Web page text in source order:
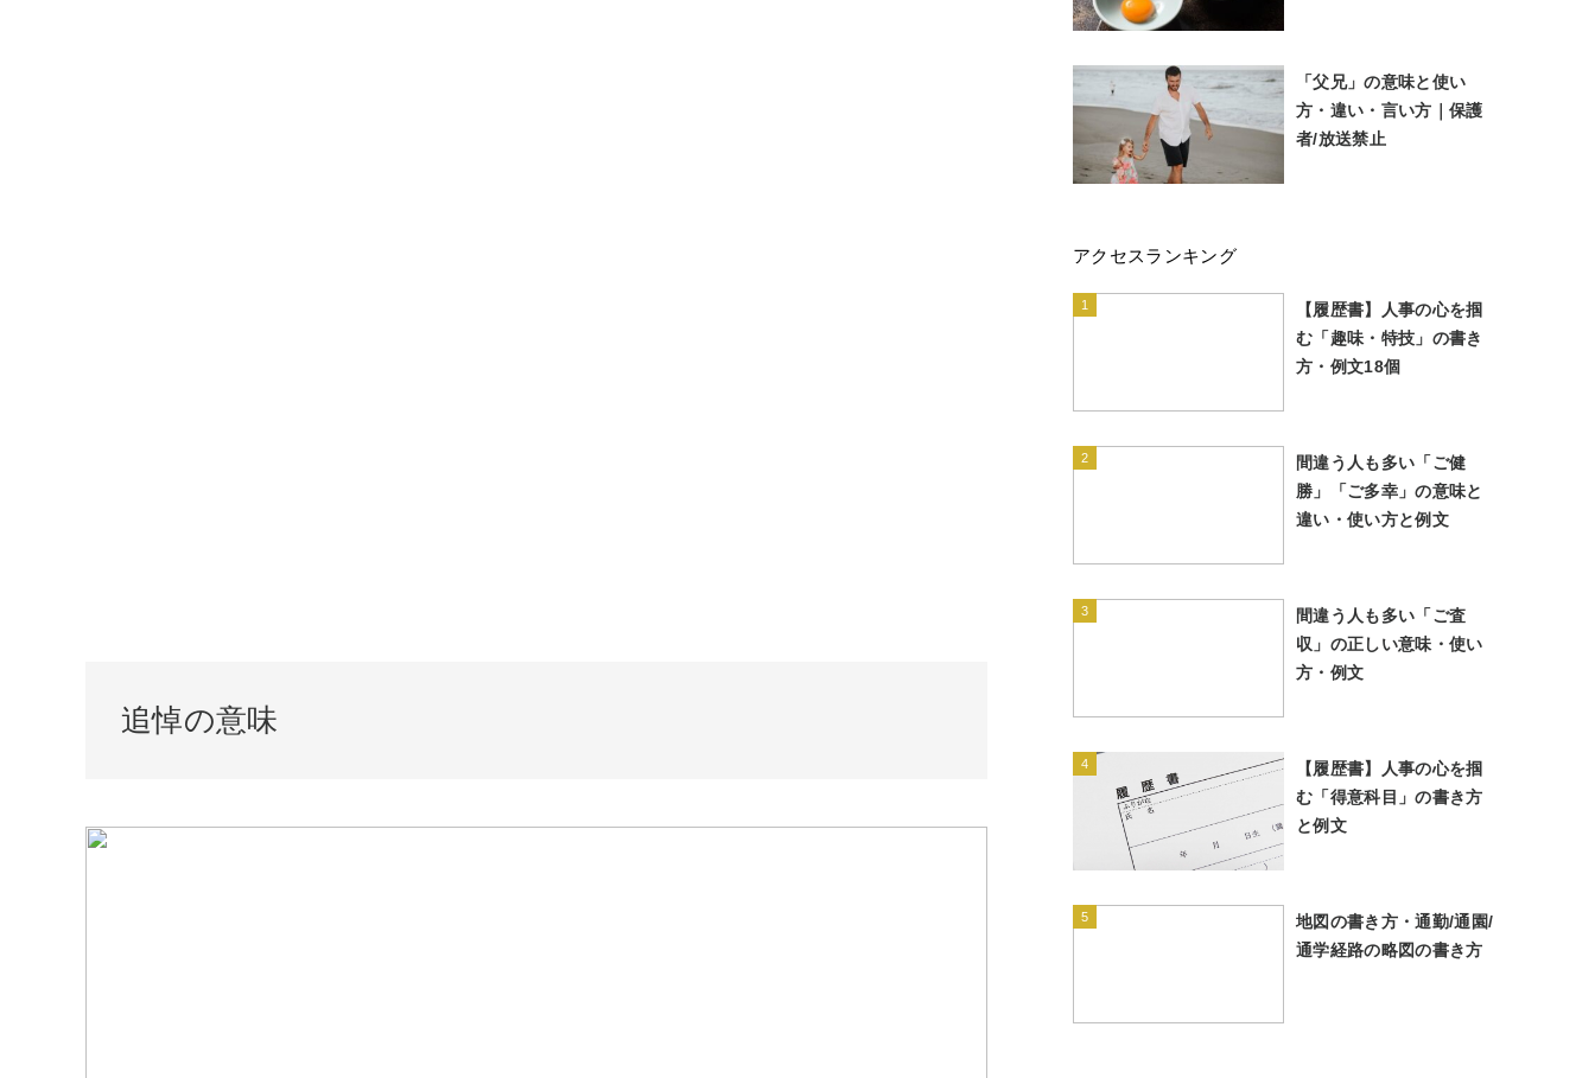
追悼の意味
「父兄」の意味と使い
方・違い・言い方｜保護
者/放送禁止
アクセスランキング
1
【履歴書】人事の心を掴
む「趣味・特技」の書き
方・例文18個
2
間違う人も多い「ご健
勝」「ご多幸」の意味と
違い・使い方と例文
3
間違う人も多い「ご査
収」の正しい意味・使い
方・例文
4
【履歴書】人事の心を掴
む「得意科目」の書き方
と例文
5
地図の書き方・通勤/通園/
通学経路の略図の書き方